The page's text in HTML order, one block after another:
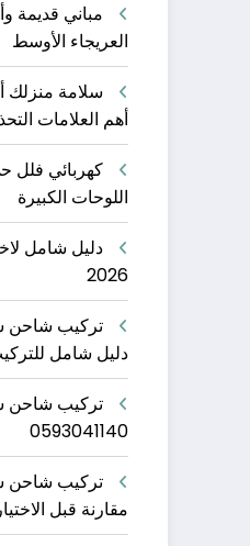
مباني قديمة
العريجاء الأوسط
سلامة منزلك
أهم العلامات
كهربائي
اللوحات الكبيرة
دليل شامل
2026
تركيب شاحن
دليل شامل
تركيب شاحن
0593041140
تركيب شاحن
مقارنة قبل الاختيار